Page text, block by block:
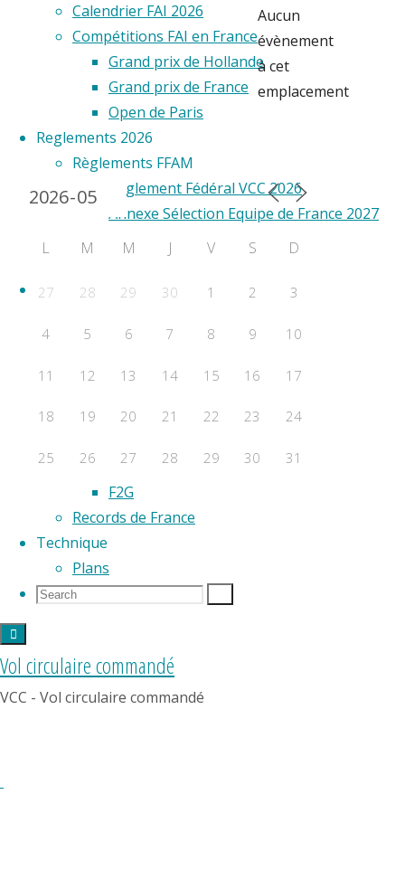
Calendrier FAI 2026
Compétitions FAI en France
Grand prix de Hollande
Grand prix de France
Open de Paris
Reglements 2026
Règlements FFAM
Règlement Fédéral VCC 2026
Annexe Sélection Equipe de France 2027
Règlements FAI
RESULTATS
WORLD CUP
F2C
F2F
F2G
Records de France
Technique
Plans
Search
Search
Vol circulaire commandé
VCC - Vol circulaire commandé
Aucun
évènement
à cet
emplacement
Calendrier 2024
L M M J V S D
27 28 29 30 1 2 3
4 5 6 7 8 9 10
11 12 13 14 15 16 17
18 19 20 21 22 23 24
25 26 27 28 29 30 31
Évènements a venir
Aucun évènement